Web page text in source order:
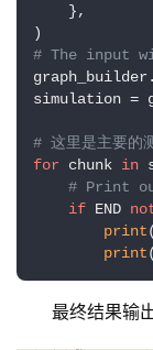
    },
# The input
simulation =
# 这里是主要的
for chunk in
# Print
if END
print
print(
最终结果输